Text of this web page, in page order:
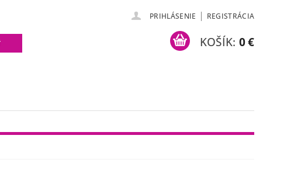
PRIHLÁSENIE | REGISTRÁCIA
KOŠÍK: 0 €